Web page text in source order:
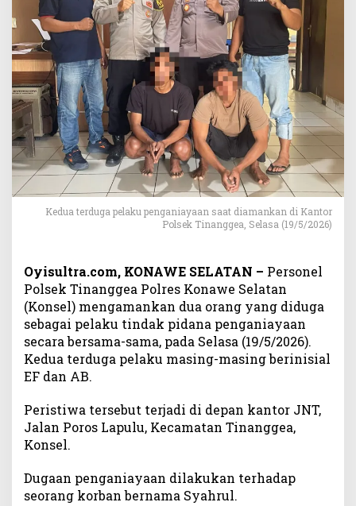
a
n
g
k
a
p
a
P
e
m
u
d
r
d
u
g
a
P
k
u
n
g
Kedua terduga pelaku penganiayaan saat diamankan di Kantor
Polsek Tinanggea, Selasa (19/5/2026)
Oyisultra.com, KONAWE SELATAN – Personel
Polsek Tinanggea Polres Konawe Selatan
(Konsel) mengamankan dua orang yang diduga
sebagai pelaku tindak pidana penganiayaan
secara bersama-sama, pada Selasa (19/5/2026).
Kedua terduga pelaku masing-masing berinisial
EF dan AB.
Peristiwa tersebut terjadi di depan kantor JNT,
Jalan Poros Lapulu, Kecamatan Tinanggea,
Konsel.
Dugaan penganiayaan dilakukan terhadap
seorang korban bernama Syahrul.